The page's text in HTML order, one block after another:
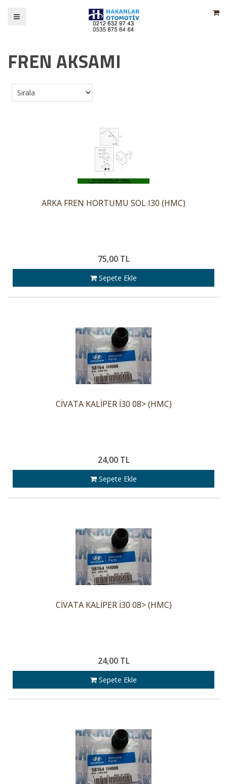
FREN AKSAMI
ARKA FREN HORTUMU SOL I30 (HMC)
75,00 TL
Sepete Ekle
CİVATA KALİPER İ30 08> (HMC)
24,00 TL
Sepete Ekle
CİVATA KALİPER İ30 08> (HMC)
24,00 TL
Sepete Ekle